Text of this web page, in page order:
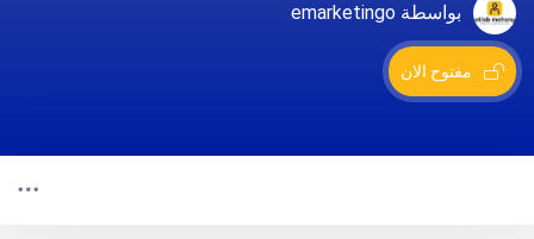
بواسطة emarketingo
مفتوح الان